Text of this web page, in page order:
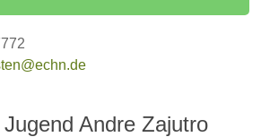
Andre Zajutro